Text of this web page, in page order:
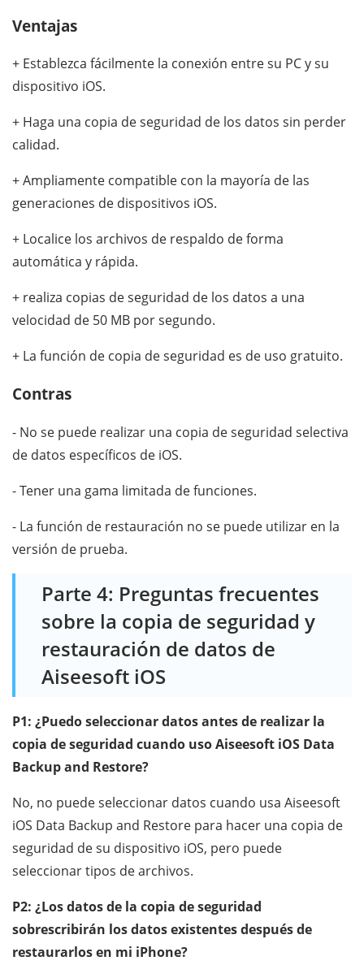
Ventajas
+ Establezca fácilmente la conexión entre su PC y su
dispositivo iOS.
+ Haga una copia de seguridad de los datos sin perder
calidad.
+ Ampliamente compatible con la mayoría de las
generaciones de dispositivos iOS.
+ Localice los archivos de respaldo de forma
automática y rápida.
+ realiza copias de seguridad de los datos a una
velocidad de 50 MB por segundo.
+ La función de copia de seguridad es de uso gratuito.
Contras
- No se puede realizar una copia de seguridad selectiva
de datos específicos de iOS.
- Tener una gama limitada de funciones.
- La función de restauración no se puede utilizar en la
versión de prueba.
Parte 4: Preguntas frecuentes
sobre la copia de seguridad y
restauración de datos de
Aiseesoft iOS
P1: ¿Puedo seleccionar datos antes de realizar la
copia de seguridad cuando uso Aiseesoft iOS Data
Backup and Restore?
No, no puede seleccionar datos cuando usa Aiseesoft
iOS Data Backup and Restore para hacer una copia de
seguridad de su dispositivo iOS, pero puede
seleccionar tipos de archivos.
P2: ¿Los datos de la copia de seguridad
sobrescribirán los datos existentes después de
restaurarlos en mi iPhone?